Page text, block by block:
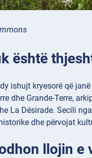
është
ishujt kryesorë që
dhe Grande-Terre,
La Désirade. Secili
dhe përvojat
llojin